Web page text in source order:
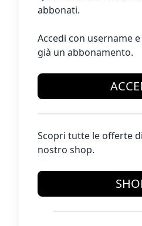
abbonati.
Accedi con username
già un abbonamento.
Scopri tutte le offerte
nostro shop.